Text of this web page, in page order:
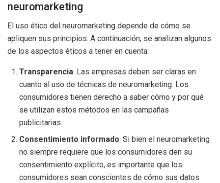
neuromarketing
El uso ético del neuromarketing depende de cómo se
apliquen sus principios. A continuación, se analizan algunos
de los aspectos éticos a tener en cuenta:
Transparencia: Las empresas deben ser claras en
cuanto al uso de técnicas de neuromarketing. Los
consumidores tienen derecho a saber cómo y por qué
se utilizan estos métodos en las campañas
publicitarias.
Consentimiento informado: Si bien el neuromarketing
no siempre requiere que los consumidores den su
consentimiento explícito, es importante que los
consumidores sean conscientes de cómo sus datos